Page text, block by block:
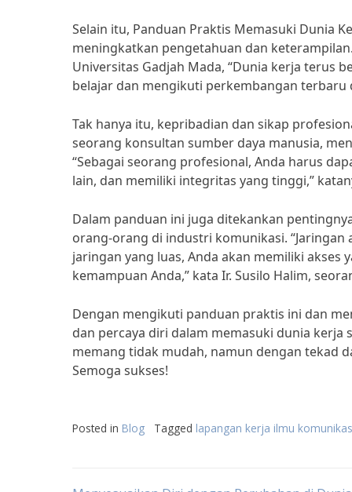
Selain itu, Panduan Praktis Memasuki Dunia
meningkatkan pengetahuan dan
Universitas Gadjah Mada, “Dunia kerja terus
belajar dan mengikuti perkembangan terbaru
Tak hanya itu, kepribadian dan sikap
seorang konsultan sumber daya manusia,
“Sebagai seorang profesional, Anda harus
lain, dan memiliki integritas yang tinggi,”
Dalam panduan ini juga ditekankan
orang-orang di industri komunikasi.
jaringan yang luas, Anda akan memiliki
kemampuan Anda,” kata Ir. Susilo Halim,
Dengan mengikuti panduan praktis ini dan
dan percaya diri dalam memasuki dunia
memang tidak mudah, namun dengan tekad
Semoga sukses!
Posted in Blog Tagged lapangan kerja ilmu